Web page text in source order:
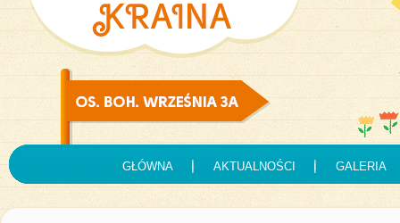
GŁÓWNA AKTUALNOŚCI GALERIA